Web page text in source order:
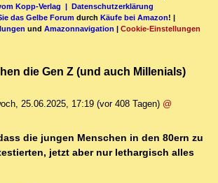
Kopp-Verlag | Datenschutzerklärung
das Gelbe Forum durch Käufe bei Amazon! |
und Amazonnavigation | Cookie-Einstellungen
die Gen Z (und auch Millenials)
25.06.2025, 17:19 (vor 408 Tagen) @
die jungen Menschen in den 80ern zu
jetzt aber nur lethargisch alles